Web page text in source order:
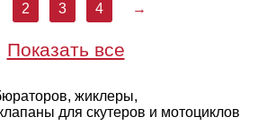
2 3 4 →
Показать все
жиклеры,
для скутеров и мотоциклов